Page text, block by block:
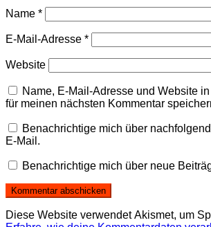
Name *
E-Mail-Adresse *
Website
Name, E-Mail-Adresse und Website
für meinen nächsten Kommentar
Benachrichtige mich über
E-Mail.
Benachrichtige mich über neue
Diese Website verwendet Akismet, um